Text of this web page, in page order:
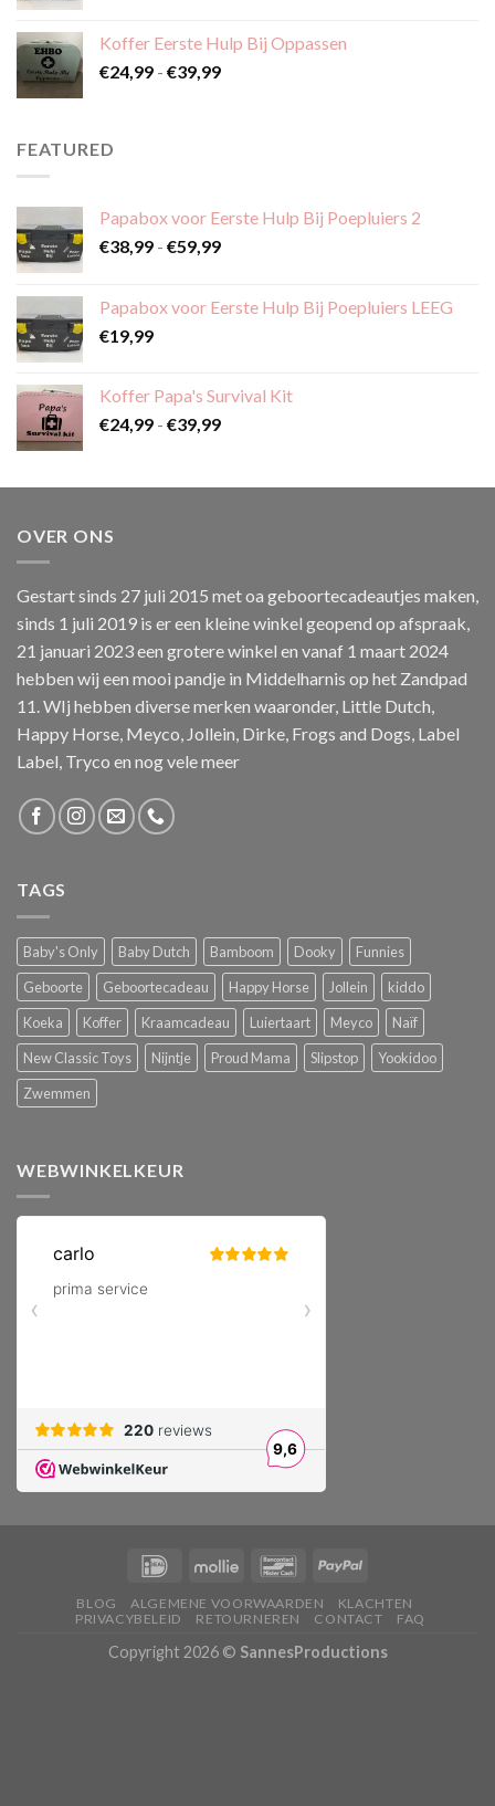
€59,99
Koffer Eerste Hulp Bij Oppassen
€24,99 - €39,99Prijsklasse:
FEATURED
Papabox voor Eerste Hulp Bij Poepluiers 2
€38,99 - €59,99Prijsklasse:
€59,99
Papabox voor Eerste Hulp Bij Poepluiers LEEG
€19,99
Koffer Papa's Survival Kit
€24,99 - €39,99Prijsklasse:
€39,99
OVER ONS
Gestart sinds 27 juli 2015 met oa geboortecadeautjes maken,
sinds 1 juli 2019 is er een kleine winkel geopend op afspraak,
21 januari 2023 een grotere winkel en vanaf 1 maart 2024
hebben wij een mooi pandje in Middelharnis op het Zandpad
11. WIj hebben diverse merken waaronder, Little Dutch,
Happy Horse, Meyco, Jollein, Dirke, Frogs and Dogs, Label
Label, Tryco en nog vele meer
TAGS
Baby's Only Baby Dutch Bamboom Dooky
Funnies
Geboorte
Geboortecadeau Happy Horse Jollein
kiddo
Koeka
Koffer Kraamcadeau Luiertaart Meyco
Naïf
New Classic Toys
Nijntje Proud Mama Slipstop
Yookidoo
Zwemmen
WEBWINKELKEUR
BLOG ALGEMENE VOORWAARDEN
KLACHTEN
PRIVACYBELEID
RETOURNEREN CONTACT FAQ
Copyright 2026 © SannesProductions